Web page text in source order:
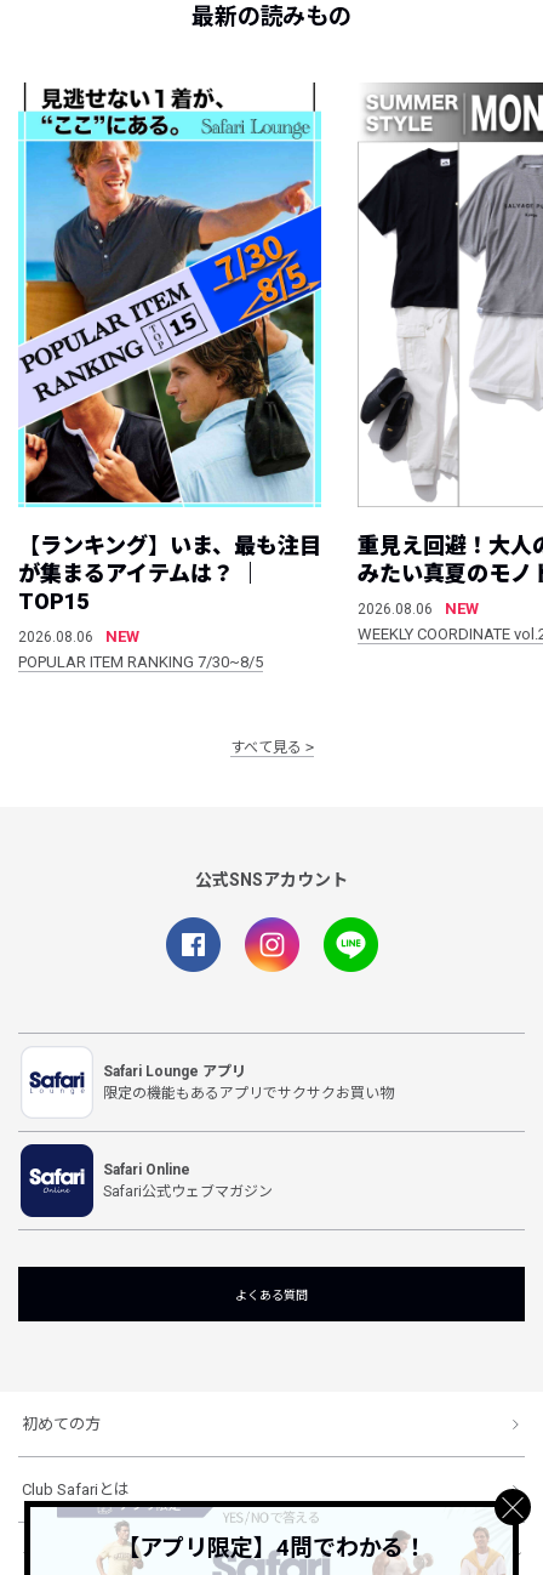
最新の読みもの
【ランキング】いま、最も注目
が集まるアイテムは？ ｜
TOP15
2026.08.06
NEW
POPULAR ITEM RANKING 7/30~8/5
重見え回避！大人
みたい真夏のモノ
2026.08.06
NEW
WEEKLY COORDINATE
すべて見る
公式SNSアカウント
Safari Lounge アプリ
限定の機能もあるアプリでサクサクお買い物
Safari Online
Safari公式ウェブマガジン
よくある質問
初めての方
Club Safariとは
ショッピングガイド【アプリ限定】4問でわかる！